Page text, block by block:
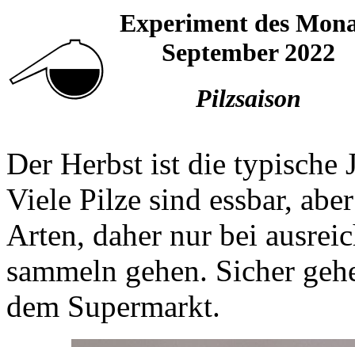
Experiment des
September 2022
Pilzsaison
Der Herbst ist die typische
Viele Pilze sind essbar,
Arten, daher nur bei
sammeln gehen. Sicher
dem Supermarkt.